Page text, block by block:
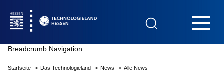
Breadcrumb Navigation
Startseite Das Technologieland News Alle News